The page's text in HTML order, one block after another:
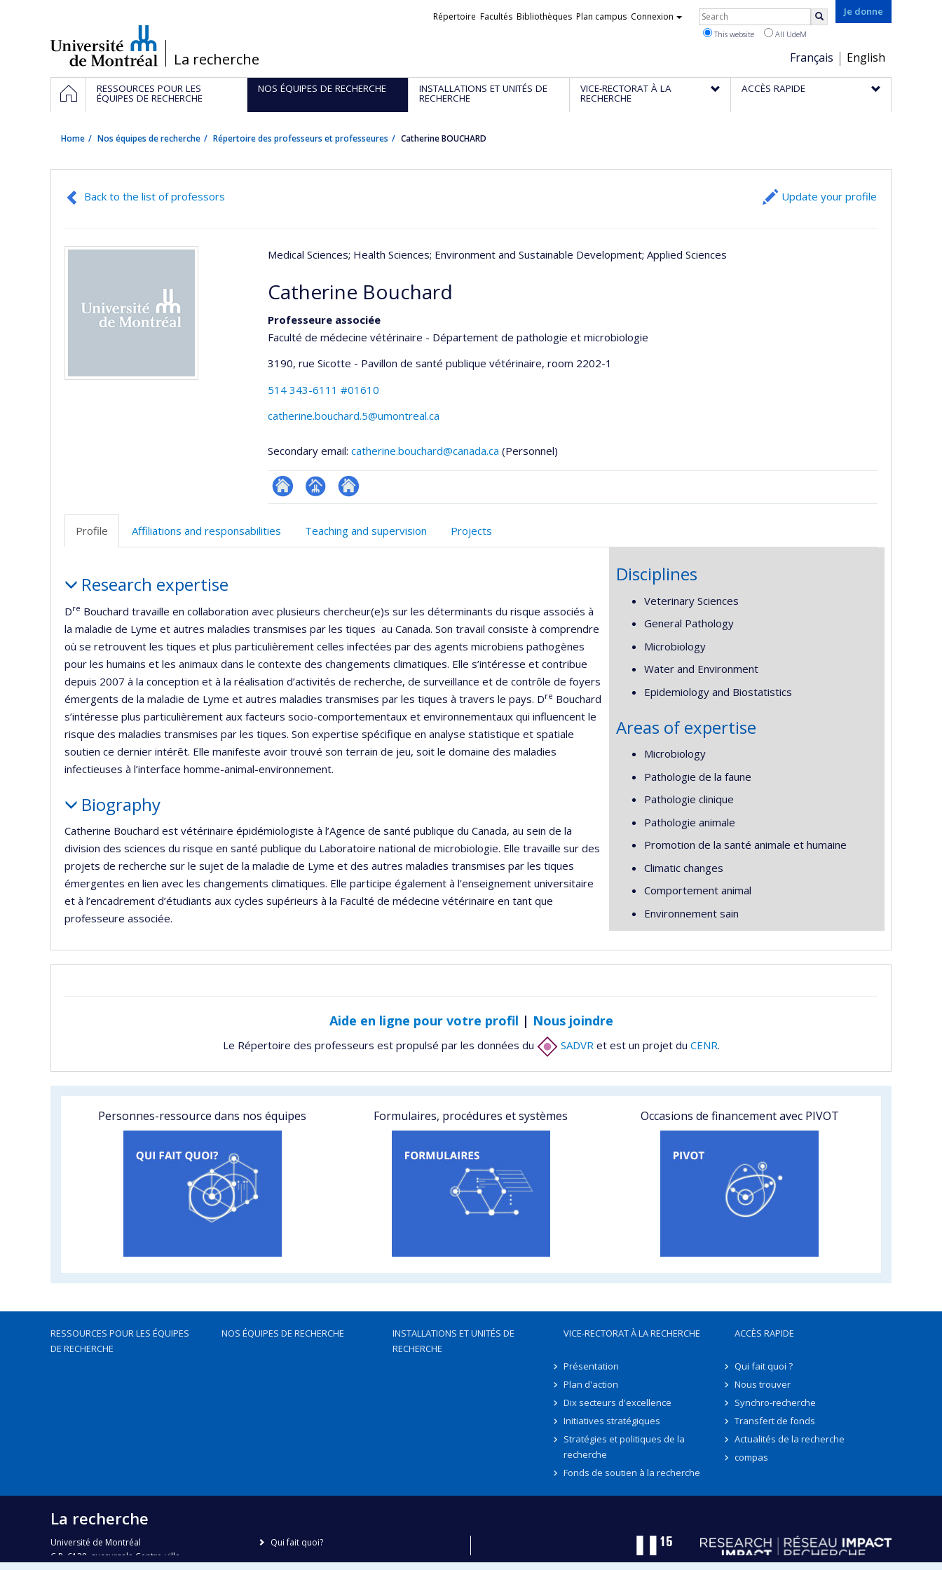
/La recherche
Je donne
Choix
de
la
Français English
Liens
Répertoire Facultés Bibliothèques Plan campus Connexion Rechercher
This website All UdeM
Navigation
principale
HOMERESSOURCES POUR LES
ÉQUIPES DE RECHERCHE
NOS ÉQUIPES DE RECHERCHE INSTALLATIONS ET UNITÉS DE
RECHERCHE
VICE-RECTORAT À LA
RECHERCHE
ACCÈS RAPIDE
Home Nos équipes de recherche Répertoire des professeurs et professeures Catherine BOUCHARD
Back to the list of professors Update your profile
Medical Sciences; Health Sciences; Environment and Sustainable Development; Applied Sciences
Catherine Bouchard
Professeure associée
Faculté de médecine vétérinaire - Département de pathologie et microbiologie
3190, rue Sicotte - Pavillon de santé publique vétérinaire, room 2202-1
514 343-6111 #01610
catherine.bouchard.5@umontreal.ca
Secondary email: catherine.bouchard@canada.ca (Personnel)
ResearchGate
Page
(faculté,département,école)
Site
de
Profile Affiliations and responsabilities Teaching and supervision Projects
Research expertise
Dre Bouchard travaille en collaboration avec plusieurs chercheur(e)s sur les déterminants du risque associés à
la maladie de Lyme et autres maladies transmises par les tiques au Canada. Son travail consiste à comprendre
où se retrouvent les tiques et plus particulièrement celles infectées par des agents microbiens pathogènes
pour les humains et les animaux dans le contexte des changements climatiques. Elle s’intéresse et contribue
depuis 2007 à la conception et à la réalisation d’activités de recherche, de surveillance et de contrôle de foyers
émergents de la maladie de Lyme et autres maladies transmises par les tiques à travers le pays. Dre Bouchard
s’intéresse plus particulièrement aux facteurs socio-comportementaux et environnementaux qui influencent le
risque des maladies transmises par les tiques. Son expertise spécifique en analyse statistique et spatiale
soutien ce dernier intérêt. Elle manifeste avoir trouvé son terrain de jeu, soit le domaine des maladies
infectieuses à l’interface homme-animal-environnement.
Biography
Catherine Bouchard est vétérinaire épidémiologiste à l’Agence de santé publique du Canada, au sein de la
division des sciences du risque en santé publique du Laboratoire national de microbiologie. Elle travaille sur des
projets de recherche sur le sujet de la maladie de Lyme et des autres maladies transmises par les tiques
émergentes en lien avec les changements climatiques. Elle participe également à l’enseignement universitaire
et à l’encadrement d’étudiants aux cycles supérieurs à la Faculté de médecine vétérinaire en tant que
professeure associée.
Disciplines
Veterinary Sciences
General Pathology
Microbiology
Water and Environment
Epidemiology and Biostatistics
Areas of expertise
Microbiology
Pathologie de la faune
Pathologie clinique
Pathologie animale
Promotion de la santé animale et humaine
Climatic changes
Comportement animal
Environnement sain
Aide en ligne pour votre profil | Nous joindre
Le Répertoire des professeurs est propulsé par les données du SADVRet est un projet du CENR.
Personnes-ressource dans nos équipes Formulaires, procédures et systèmes Occasions de financement avec PIVOT
RESSOURCES POUR LES ÉQUIPES
DE RECHERCHE
NOS ÉQUIPES DE RECHERCHE
INSTALLATIONS ET UNITÉS DE
RECHERCHE
VICE-RECTORAT À LA RECHERCHE
Présentation
Plan d'action
Dix secteurs d'excellence
Initiatives stratégiques
Stratégies et politiques de la
recherche
Fonds de soutien à la recherche
ACCÈS RAPIDE
Qui fait quoi ?
Nous trouver
Synchro-recherche
Transfert de fonds
Actualités de la recherche
compas
La recherche
Université de Montréal
C.P. 6128, succursale Centre-ville
Qui fait quoi?
Nous trouver